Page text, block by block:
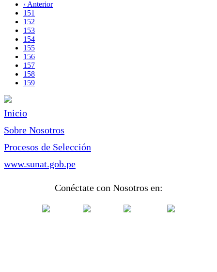
Paginación
página
Página
anterior
‹ Anterior
Page
151
Page
152
Page
153
Page
154
Page
155
Page
156
Page
157
Page
158
Página
159
Inicio
Sobre Nosotros
Procesos de Selección
www.sunat.gob.pe
Conéctate con Nosotros en: